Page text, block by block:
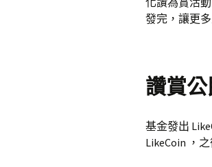
發完，讓更
讚賞
基金發出
LikeCoin ，